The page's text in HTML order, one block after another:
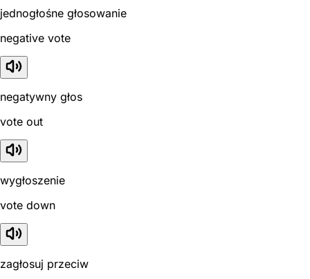
jednogłośne głosowanie
negative vote
negatywny głos
vote out
wygłoszenie
vote down
zagłosuj przeciw